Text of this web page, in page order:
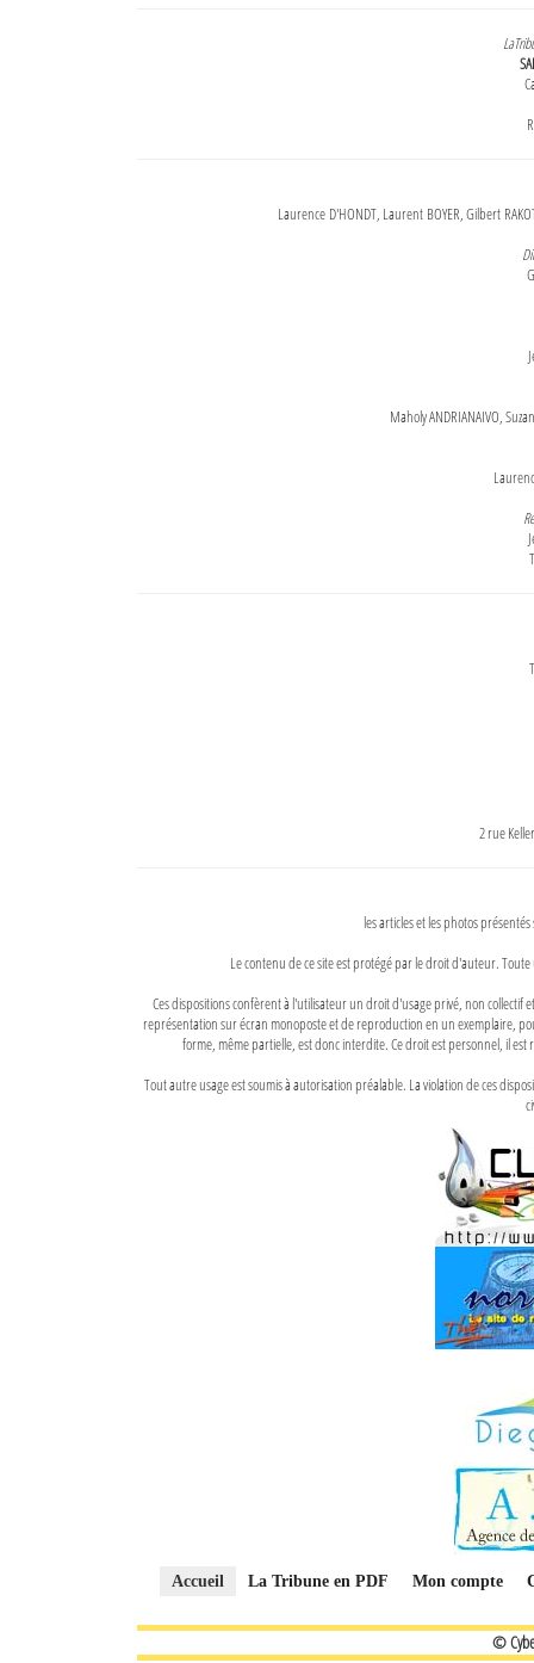
Laurence D'HONDT, Laurent BOYER, Gilbert
Maholy ANDRIANAIVO,
2 rue
les articles et les photos
Le contenu de ce site est protégé par le droit d'auteur.
Ces dispositions confèrent à l'utilisateur un droit d'usage privé, non
représentation sur écran monoposte et de reproduction en un exemplaire,
forme, même partielle, est donc interdite. Ce droit est personnel, il
Tout autre usage est soumis à autorisation préalable. La violation de ces
Accueil La Tribune en PDF Mon compte
©